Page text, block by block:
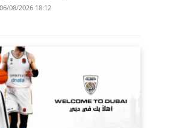
06/08/2026 18:12